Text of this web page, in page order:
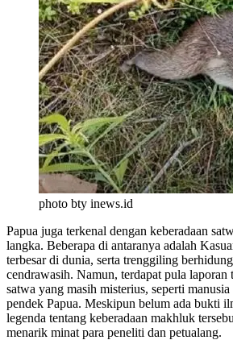
photo bty inews.id
Papua juga terkenal dengan keberadaan
langka. Beberapa di antaranya adalah
terbesar di dunia, serta trenggiling
cendrawasih. Namun, terdapat pula laporan
satwa yang masih misterius, seperti
pendek Papua. Meskipun belum ada bukti
legenda tentang keberadaan makhluk
menarik minat para peneliti dan petualang.